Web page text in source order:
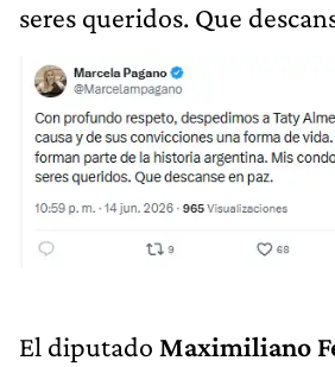
seres queridos. Que
El diputado Maximiliano